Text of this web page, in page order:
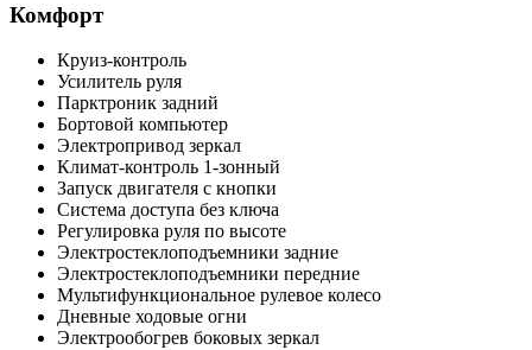
Комфорт
Круиз-контроль
Усилитель руля
Парктроник задний
Бортовой компьютер
Электропривод зеркал
Климат-контроль 1-зонный
Запуск двигателя с кнопки
Система доступа без ключа
Регулировка руля по высоте
Электростеклоподъемники задние
Электростеклоподъемники передние
Мультифункциональное рулевое колесо
Дневные ходовые огни
Электрообогрев боковых зеркал